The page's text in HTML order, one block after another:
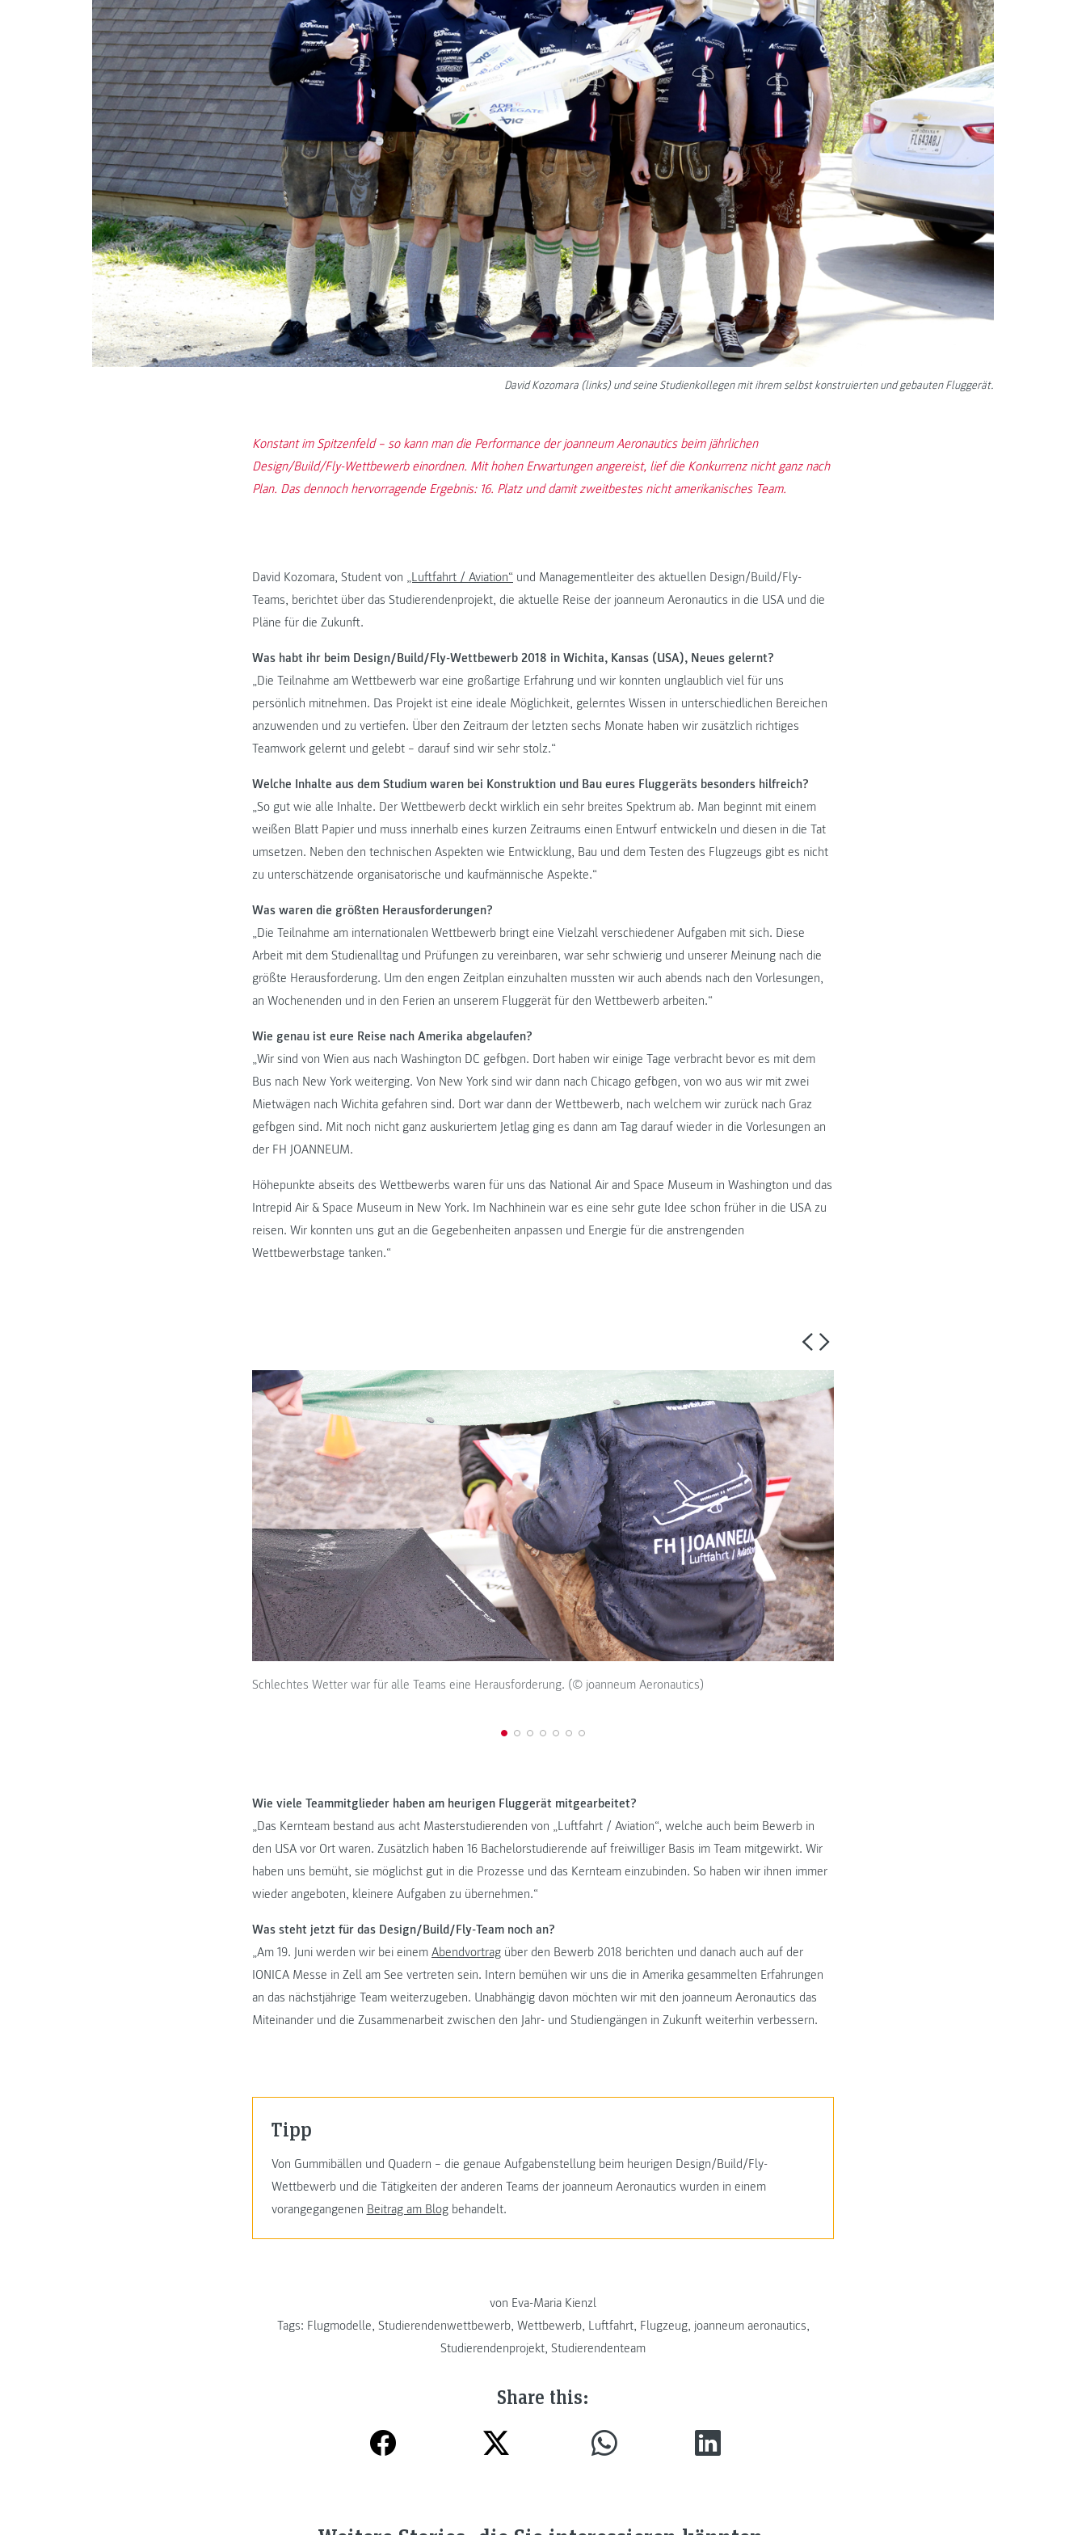
David Kozomara (links) und seine Studienkollegen mit ihrem selbst konstruierten und gebauten Fluggerät.
Konstant im Spitzenfeld – so kann man die Performance der joanneum Aeronautics beim jährlichen
Design/Build/Fly-Wettbewerb einordnen. Mit hohen Erwartungen angereist, lief die Konkurrenz nicht ganz nach
Plan. Das dennoch hervorragende Ergebnis: 16. Platz und damit zweitbestes nicht amerikanisches Team.
David Kozomara, Student von „Luftfahrt / Aviation“ und Managementleiter des aktuellen Design/Build/Fly-
Teams, berichtet über das Studierendenprojekt, die aktuelle Reise der joanneum Aeronautics in die USA und die
Pläne für die Zukunft.
Was habt ihr beim Design/Build/Fly-Wettbewerb 2018 in Wichita, Kansas (USA), Neues gelernt?
„Die Teilnahme am Wettbewerb war eine großartige Erfahrung und wir konnten unglaublich viel für uns
persönlich mitnehmen. Das Projekt ist eine ideale Möglichkeit, gelerntes Wissen in unterschiedlichen Bereichen
anzuwenden und zu vertiefen. Über den Zeitraum der letzten sechs Monate haben wir zusätzlich richtiges
Teamwork gelernt und gelebt – darauf sind wir sehr stolz.“
Welche Inhalte aus dem Studium waren bei Konstruktion und Bau eures Fluggeräts besonders hilfreich?
„So gut wie alle Inhalte. Der Wettbewerb deckt wirklich ein sehr breites Spektrum ab. Man beginnt mit einem
weißen Blatt Papier und muss innerhalb eines kurzen Zeitraums einen Entwurf entwickeln und diesen in die Tat
umsetzen. Neben den technischen Aspekten wie Entwicklung, Bau und dem Testen des Flugzeugs gibt es nicht
zu unterschätzende organisatorische und kaufmännische Aspekte.“
Was waren die größten Herausforderungen?
„Die Teilnahme am internationalen Wettbewerb bringt eine Vielzahl verschiedener Aufgaben mit sich. Diese
Arbeit mit dem Studienalltag und Prüfungen zu vereinbaren, war sehr schwierig und unserer Meinung nach die
größte Herausforderung. Um den engen Zeitplan einzuhalten mussten wir auch abends nach den Vorlesungen,
an Wochenenden und in den Ferien an unserem Fluggerät für den Wettbewerb arbeiten.“
Wie genau ist eure Reise nach Amerika abgelaufen?
„Wir sind von Wien aus nach Washington DC geflogen. Dort haben wir einige Tage verbracht bevor es mit dem
Bus nach New York weiterging. Von New York sind wir dann nach Chicago geflogen, von wo aus wir mit zwei
Mietwägen nach Wichita gefahren sind. Dort war dann der Wettbewerb, nach welchem wir zurück nach Graz
geflogen sind. Mit noch nicht ganz auskuriertem Jetlag ging es dann am Tag darauf wieder in die Vorlesungen an
der FH JOANNEUM.
Höhepunkte abseits des Wettbewerbs waren für uns das National Air and Space Museum in Washington und das
Intrepid Air & Space Museum in New York. Im Nachhinein war es eine sehr gute Idee schon früher in die USA zu
reisen. Wir konnten uns gut an die Gegebenheiten anpassen und Energie für die anstrengenden
Wettbewerbstage tanken.“
Schlechtes Wetter war für alle Teams eine Herausforderung. (© joanneum Aeronautics)
Wie viele Teammitglieder haben am heurigen Fluggerät mitgearbeitet?
„Das Kernteam bestand aus acht Masterstudierenden von „Luftfahrt / Aviation“, welche auch beim Bewerb in
den USA vor Ort waren. Zusätzlich haben 16 Bachelorstudierende auf freiwilliger Basis im Team mitgewirkt. Wir
haben uns bemüht, sie möglichst gut in die Prozesse und das Kernteam einzubinden. So haben wir ihnen immer
wieder angeboten, kleinere Aufgaben zu übernehmen.“
Was steht jetzt für das Design/Build/Fly-Team noch an?
„Am 19. Juni werden wir bei einem Abendvortrag über den Bewerb 2018 berichten und danach auch auf der
IONICA Messe in Zell am See vertreten sein. Intern bemühen wir uns die in Amerika gesammelten Erfahrungen
an das nächstjährige Team weiterzugeben. Unabhängig davon möchten wir mit den joanneum Aeronautics das
Miteinander und die Zusammenarbeit zwischen den Jahr- und Studiengängen in Zukunft weiterhin verbessern.
Tipp
Von Gummibällen und Quadern – die genaue Aufgabenstellung beim heurigen Design/Build/Fly-
Wettbewerb und die Tätigkeiten der anderen Teams der joanneum Aeronautics wurden in einem
vorangegangenen Beitrag am Blogbehandelt.
von Eva-Maria Kienzl
Tags: Flugmodelle, Studierendenwettbewerb, Wettbewerb, Luftfahrt, Flugzeug, joanneum aeronautics,
Studierendenprojekt, Studierendenteam
Share this: